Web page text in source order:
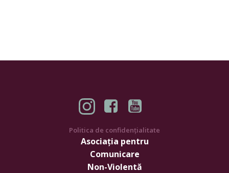
Politica de confidențialitate
Asociația pentru
Comunicare
Non-Violentă